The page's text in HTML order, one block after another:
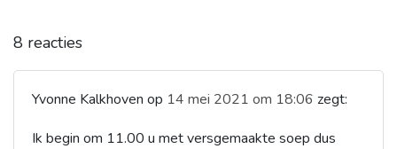
8 reacties
Yvonne Kalkhoven op 14 mei 2021 om 18:06 zegt:
Ik begin om 11.00 u met versgemaakte soep dus